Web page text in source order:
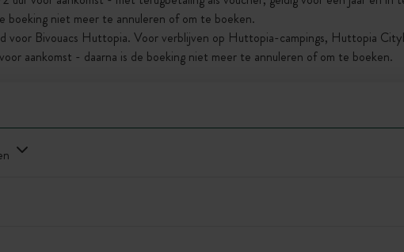
boeking niet meer te annuleren of om te boeken.
voor Bivouacs Huttopia. Voor verblijven op Huttopia-campings, Huttopia
aankomst - daarna is de boeking niet meer te annuleren of om te boeken.